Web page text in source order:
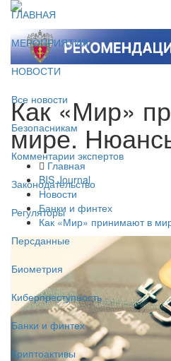
ГЛАВНАЯ
МЕРОПРИЯТИЯ
НОВОСТИ
Все новости
Безопасникам
Комментарии экспертов
Законодательство
Регуляторы
Персданные
Биометрия
Киберпреступность
Банки и финтех
Криптоактивы
Как «Мир»
мире.
Главная
BIS Journal
Новости
Банки и финтех
Как «Мир» принимают в